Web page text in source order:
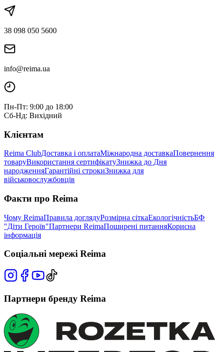
38 098 050 5600
info@reima.ua
Пн-Пт: 9:00 до 18:00
Сб-Нд: Вихідний
Клієнтам
Reima ClubДоставка і оплатаМіжнародна доставкаПовернення
товаруВикористання сертифікатуЗнижка до Дня
народженняГарантійні строкиЗнижка для
військовослужбовців
Факти про Reima
Чому ReimaПравила доглядуРозмірна сіткаЕкологічністьБФ
"Діти Героїв"Партнери ReimaПоширені питанняКорисна
інформація
Соціальні мережі Reima
Партнери бренду Reima